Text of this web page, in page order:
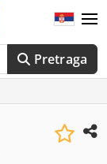
Pretraga